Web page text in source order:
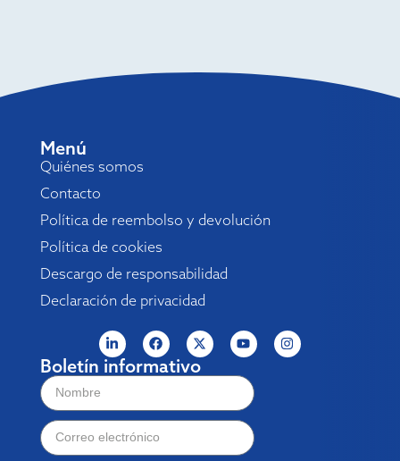
Menú
Quiénes somos
Contacto
Política de reembolso y devolución
Política de cookies
Descargo de responsabilidad
Declaración de privacidad
Boletín informativo